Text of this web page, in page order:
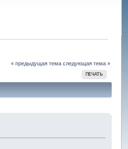
« предыдущая тема следующая тема »
ПЕЧАТЬ